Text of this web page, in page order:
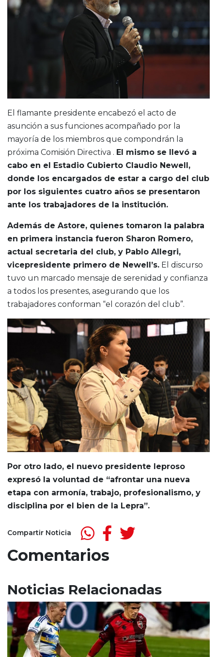
El flamante presidente encabezó el acto de
asunción a sus funciones acompañado por la
mayoría de los miembros que compondrán la
próxima Comisión Directiva . El mismo se llevó a
cabo en el Estadio Cubierto Claudio Newell,
donde los encargados de estar a cargo del club
por los siguientes cuatro años se presentaron
ante los trabajadores de la institución.
Además de Astore, quienes tomaron la palabra
en primera instancia fueron Sharon Romero,
actual secretaria del club, y Pablo Allegri,
vicepresidente primero de Newell’s. El discurso
tuvo un marcado mensaje de serenidad y confianza
a todos los presentes, asegurando que los
trabajadores conforman “el corazón del club”.
Por otro lado, el nuevo presidente leproso
expresó la voluntad de “afrontar una nueva
etapa con armonía, trabajo, profesionalismo, y
disciplina por el bien de la Lepra”.
Compartir Noticia
Comentarios
Noticias Relacionadas